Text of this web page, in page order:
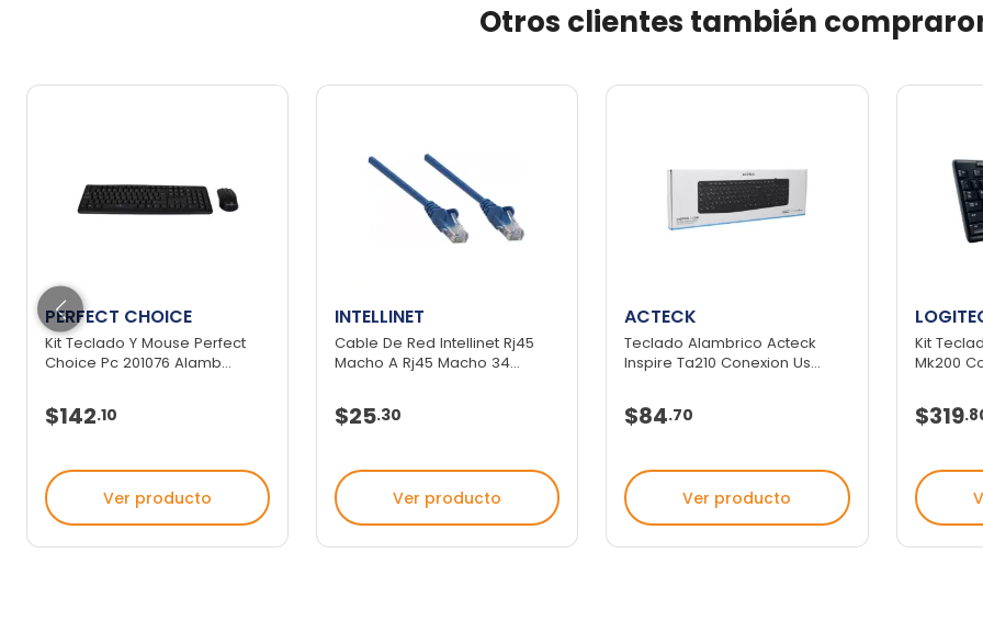
Otros clientes también
PERFECT CHOICE
Kit Teclado Y Mouse Perfect
Choice Pc 201076 Alamb...
$142.10
Ver producto
INTELLINET
Cable De Red Intellinet Rj45
Macho A Rj45 Macho 34...
$25.30
Ver producto
ACTECK
Teclado Alambrico Acteck
Inspire Ta210 Conexion Us...
$84.70
Ver producto
Kit
Mk200
$319.